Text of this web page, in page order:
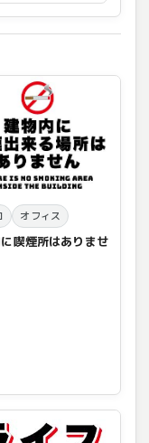
オフィス
喫煙所はありませ